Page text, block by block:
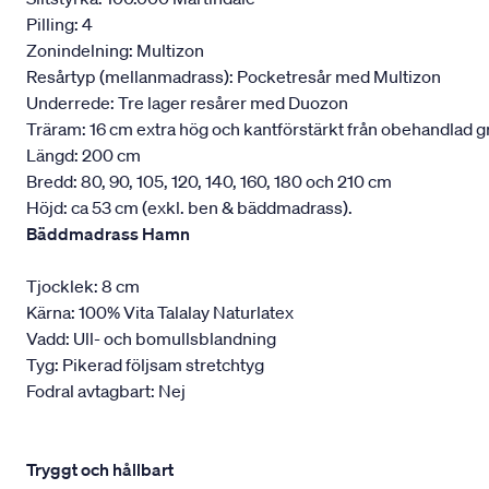
Pilling: 4
Zonindelning: Multizon
Resårtyp (mellanmadrass): Pocketresår med Multizon
Underrede: Tre lager resårer med Duozon
Träram: 16 cm extra hög och kantförstärkt från obehandlad
Längd: 200 cm
Bredd: 80, 90, 105, 120, 140, 160, 180 och 210 cm
Höjd: ca 53 cm (exkl. ben & bäddmadrass).
Bäddmadrass Hamn
Tjocklek: 8 cm
Kärna: 100% Vita Talalay Naturlatex
Vadd: Ull- och bomullsblandning
Tyg: Pikerad följsam stretchtyg
Fodral avtagbart: Nej
Tryggt och hållbart